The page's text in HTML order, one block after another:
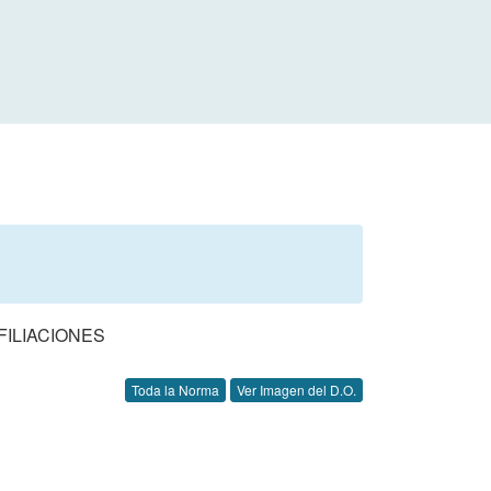
Toda la Norma Ver Imagen del D.O.